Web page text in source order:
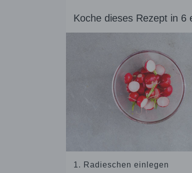
Koche dieses Rezept in 6
1. Radieschen einlegen